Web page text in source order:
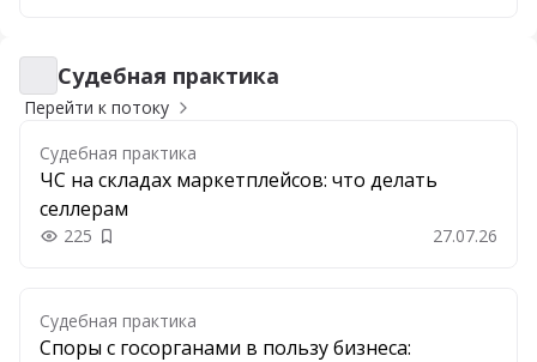
Судебная практика
Судебная практика
Перейти к потоку
Судебная практика
ЧС на складах маркетплейсов: что делать
селлерам
225 Добавить в закладки 27.07.26
Судебная практика
Споры с госорганами в пользу бизнеса: